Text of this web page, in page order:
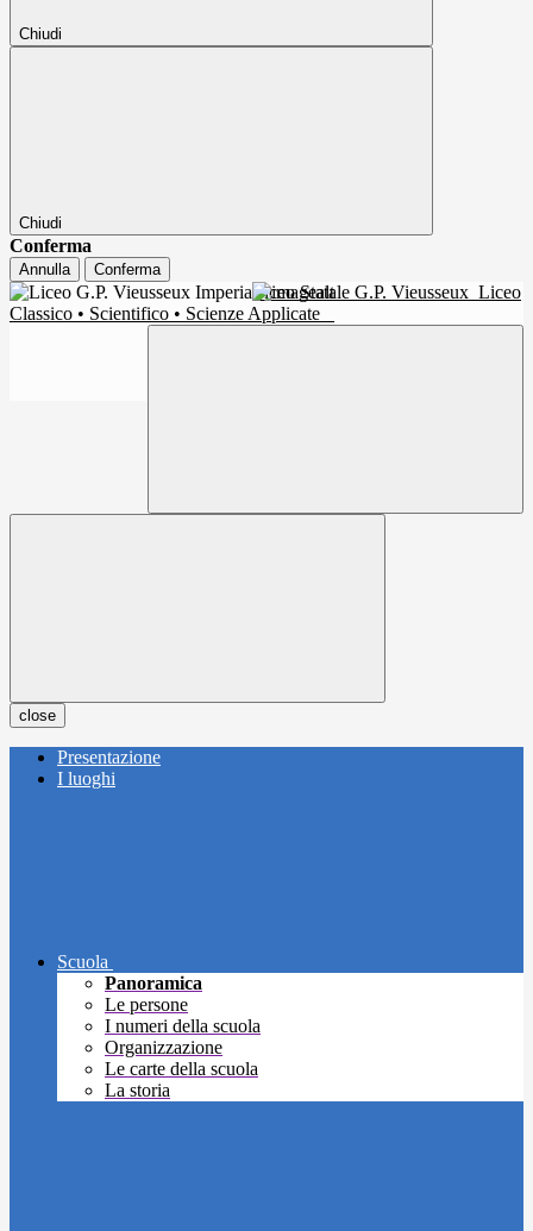
Chiudi
Chiudi
Conferma
Annulla Conferma
Liceo Statale G.P. Vieusseux Liceo
Classico • Scientifico • Scienze Applicate
close
Presentazione
I luoghi
Scuola
Panoramica
Le persone
I numeri della scuola
Organizzazione
Le carte della scuola
La storia